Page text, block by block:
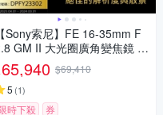
【Sony索尼】FE 16-35mm F
GM II 大光圈廣角變焦鏡 S
EL1635GM2 (公司貨 保固 24
月)
65,940 $69,410
5 (1)
時下殺 券